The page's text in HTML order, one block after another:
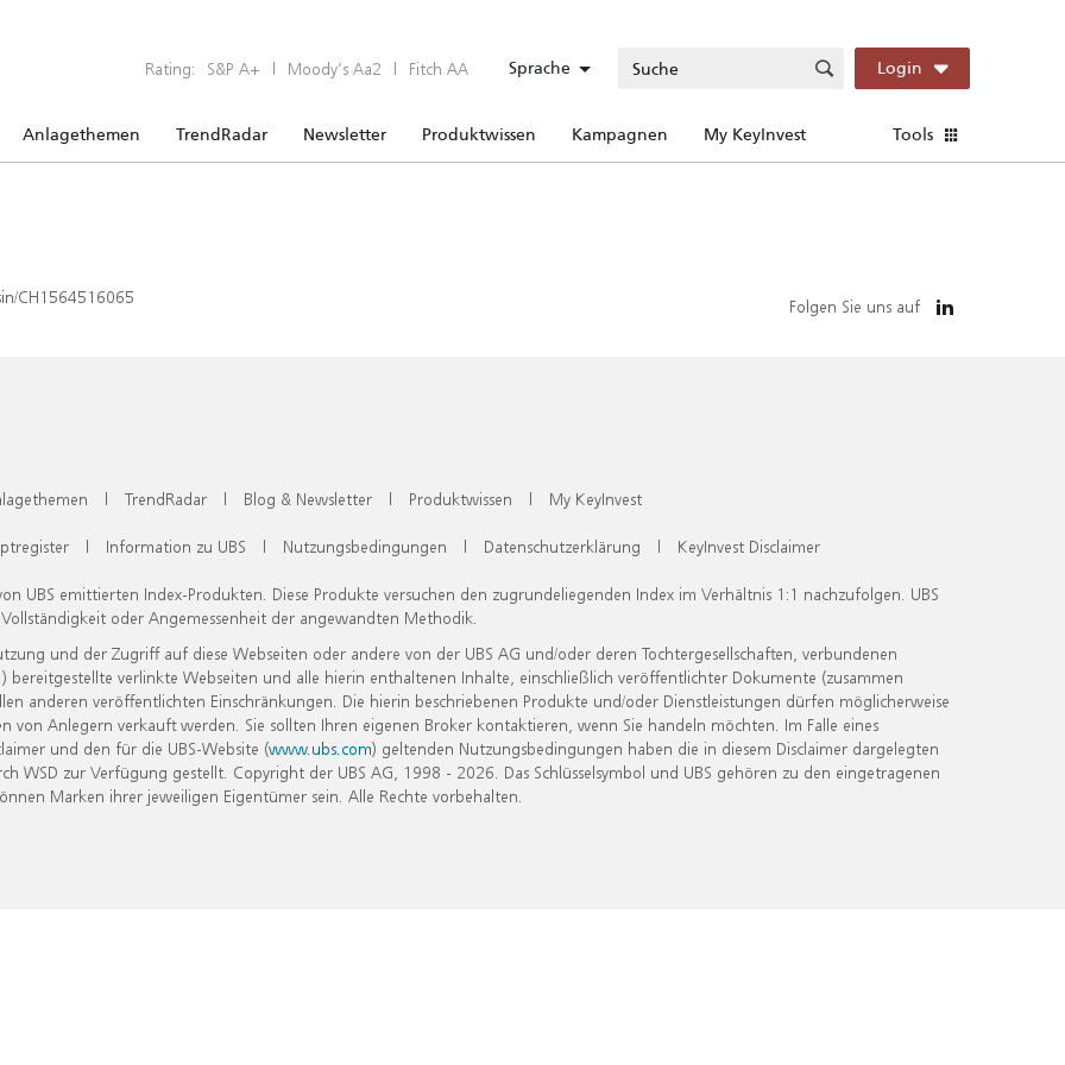
Rating: S&P A+ | Moody’s Aa2 | Fitch AA Sprache Login
Anlagethemen TrendRadar Newsletter Produktwissen Kampagnen My KeyInvest Tools
CH1564516065 Folgen Sie uns auf
| TrendRadar | Blog & Newsletter | Produktwissen | My KeyInvest
| Information zu UBS | Nutzungsbedingungen | Datenschutzerklärung | KeyInvest Disclaimer
UBS emittierten Index-Produkten. Diese Produkte versuchen den zugrundeliegenden Index im Verhältnis 1:1 nachzufolgen. UBS
oder Angemessenheit der angewandten Methodik.
und der Zugriff auf diese Webseiten oder andere von der UBS AG und/oder deren Tochtergesellschaften, verbundenen
verlinkte Webseiten und alle hierin enthaltenen Inhalte, einschließlich veröffentlichter Dokumente (zusammen
anderen veröffentlichten Einschränkungen. Die hierin beschriebenen Produkte und/oder Dienstleistungen dürfen möglicherweise
Anlegern verkauft werden. Sie sollten Ihren eigenen Broker kontaktieren, wenn Sie handeln möchten. Im Falle eines
und den für die UBS-Website (www.ubs.com) geltenden Nutzungsbedingungen haben die in diesem Disclaimer dargelegten
zur Verfügung gestellt. Copyright der UBS AG, 1998 - 2026. Das Schlüsselsymbol und UBS gehören zu den eingetragenen
Marken ihrer jeweiligen Eigentümer sein. Alle Rechte vorbehalten.